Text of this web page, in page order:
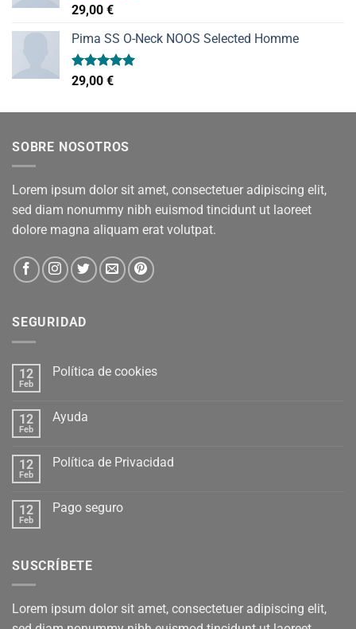
Valorado
con
de 5
29,00 €
Pima SS O-Neck NOOS Selected Homme
Valorado
con
29,00 €
SOBRE NOSOTROS
Lorem ipsum dolor sit amet, consectetuer adipiscing elit,
sed diam nonummy nibh euismod tincidunt ut laoreet
dolore magna aliquam erat volutpat.
SEGURIDAD
12
Feb
Política de cookies
12
Feb
Ayuda
12
Feb
Política de Privacidad
12
Feb
Pago seguro
SUSCRÍBETE
Lorem ipsum dolor sit amet, consectetuer adipiscing elit,